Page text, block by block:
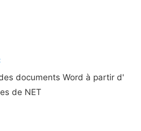
documents Word à partir d'
de NET